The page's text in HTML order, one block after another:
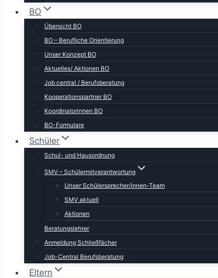
BO
Übersicht BO
BO – Berufliche Orientierung
Unser Konzept BO
Aktuelles/ Aktionen BO
Job central / Berufsberatung
Kooperationspartner BO
Koordinatorinnen BO
BO-Formulare
Schüler
Schul- und Hausordnung
SMV – Schülermitverantwortung
Unser Schülersprecher/innen-Team
SMV aktuell
Aktionen
Beratungslehrer
Anmeldung Schließfächer
Job-Central Berufsberatung
Eltern